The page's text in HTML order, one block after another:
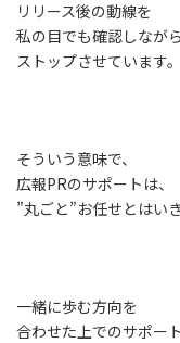
リリース後の動線を
私の目でも確認しなが
ストップさせています。
そういう意味で、
広報PRのサポートは、
”丸ごと”お任せとはい
一緒に歩む方向を
合わせた上でのサポート